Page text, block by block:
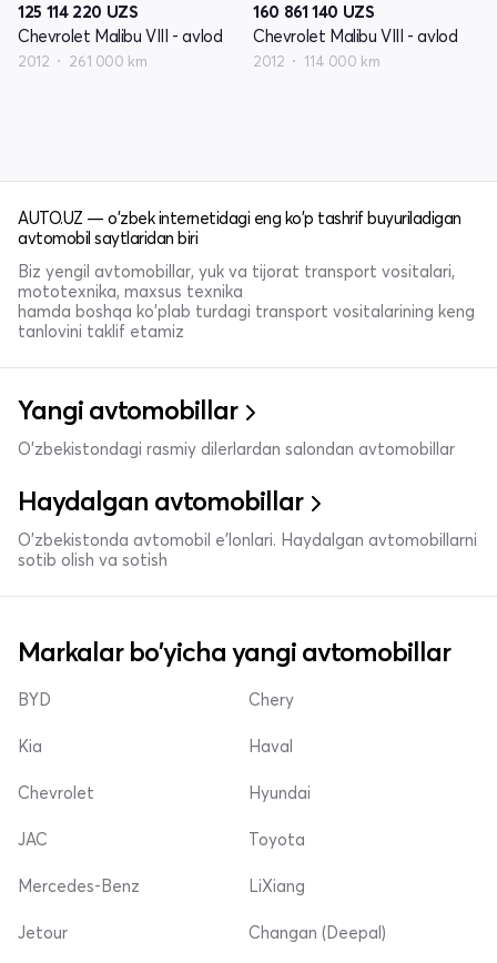
125 114 220 UZS
Chevrolet Malibu VIII - avlod
2012 261 000 km
160 861 140 UZS
Chevrolet Malibu VIII - avlod
2012 114 000 km
AUTO.UZ — o'zbek internetidagi eng ko'p tashrif buyuriladigan
avtomobil saytlaridan biri
Biz yengil avtomobillar, yuk va tijorat transport vositalari,
mototexnika, maxsus texnika
hamda boshqa ko'plab turdagi transport vositalarining keng
tanlovini taklif etamiz
Yangi avtomobillar
O'zbekistondagi rasmiy dilerlardan salondan avtomobillar
Haydalgan avtomobillar
O'zbekistonda avtomobil e’lonlari. Haydalgan avtomobillarni
sotib olish va sotish
Markalar bo'yicha yangi avtomobillar
BYD
Kia
Chevrolet
Chery
Haval
Hyundai
JAC
Mercedes-Benz
Jetour
Toyota
LiXiang
Changan (Deepal)